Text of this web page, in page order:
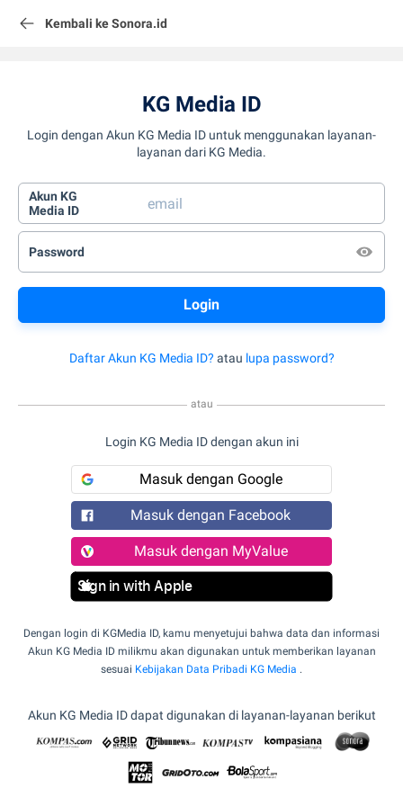
Kembali ke Sonora.id
KG Media ID
Login dengan Akun KG Media ID untuk menggunakan layanan-
layanan dari KG Media.
Akun KG
Media ID
Password
Daftar Akun KG Media ID? atau lupa password?
atau
Login KG Media ID dengan akun ini
Masuk dengan Google
Masuk dengan Facebook
Masuk dengan MyValue
Sign in with Apple
Dengan login di KGMedia ID, kamu menyetujui bahwa data dan informasi
Akun KG Media ID milikmu akan digunakan untuk memberikan layanan
sesuai Kebijakan Data Pribadi KG Media .
Akun KG Media ID dapat digunakan di layanan-layanan berikut